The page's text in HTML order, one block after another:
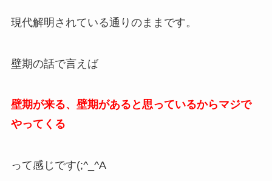
現代解明されている通りのままです。
壁期の話で言えば
壁期が来る、壁期があると思っているからマジで
やってくる
って感じです(;^_^A